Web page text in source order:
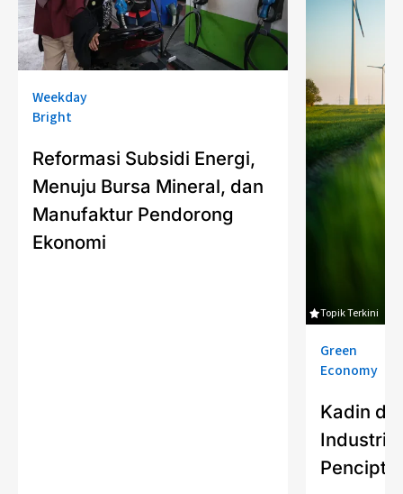
Weekday
Bright
Reformasi Subsidi Energi,
Menuju Bursa Mineral, dan
Manufaktur Pendorong
Ekonomi
Topik Terkini
Green
Economy
Kadin